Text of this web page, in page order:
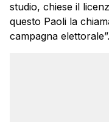
studio, chiese il
questo Paoli la
campagna elettorale”.